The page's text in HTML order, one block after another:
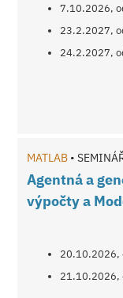
7.10.2026,
23.2.2027,
24.2.2027,
MATLAB •
Agentná a
výpočty a
20.10.2026,
21.10.2026,